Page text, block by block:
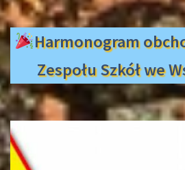
Harmonogram
Zespołu Szkół we